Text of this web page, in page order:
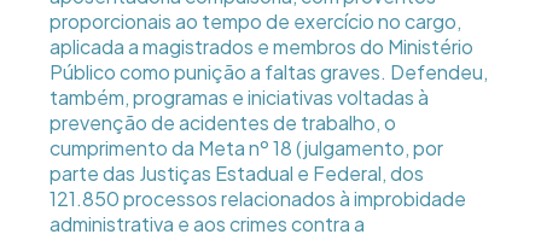
proporcionais ao tempo de exercício no cargo,
aplicada a magistrados e membros do Ministério
Público como punição a faltas graves. Defendeu,
também, programas e iniciativas voltadas à
prevenção de acidentes de trabalho, o
cumprimento da Meta nº 18 (julgamento, por
parte das Justiças Estadual e Federal, dos
121.850 processos relacionados à improbidade
administrativa e aos crimes contra a